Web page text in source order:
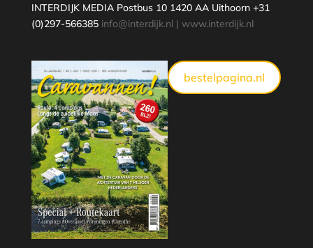
INTERDIJK MEDIA Postbus 10 1420 AA Uithoorn +31
(0)297-566385 info@interdijk.nl| www.interdijk.nl
bestelpagina.nl